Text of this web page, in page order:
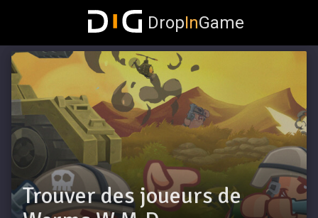
DropInGame
Trouver des joueurs de